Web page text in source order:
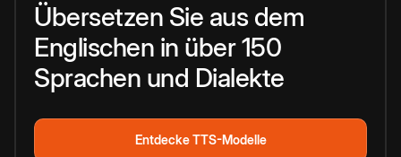
Übersetzen Sie aus dem
Englischen in über 150
Sprachen und Dialekte
Entdecke TTS-Modelle